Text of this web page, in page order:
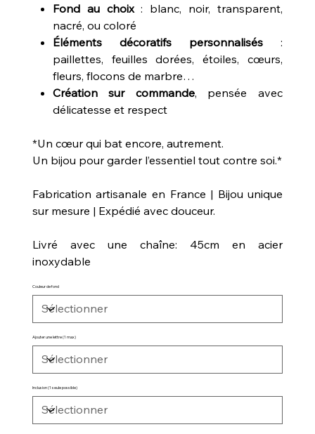
Fond au choix: blanc, noir, transparent,
nacré, ou coloré
Éléments décoratifs personnalisés:
paillettes, feuilles dorées, étoiles, cœurs,
fleurs, flocons de marbre…
Création sur commande, pensée avec
délicatesse et respect
*Un cœur qui bat encore, autrement.
Un bijou pour garder l’essentiel tout contre soi.*
Fabrication artisanale en France | Bijou unique
sur mesure | Expédié avec douceur.
Livré avec une chaîne: 45cm en acier
inoxydable
Couleur de fond
Ajouter une lettre (1 max)
Inclusion (1 seule possible)